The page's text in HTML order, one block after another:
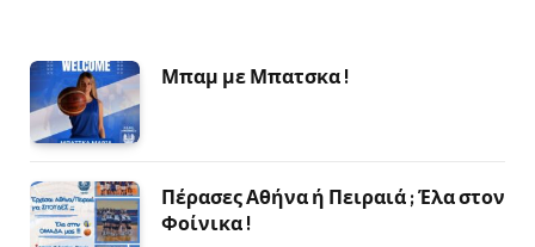
Μπαμ με Μπατσκα !
Πέρασες Αθήνα ή Πειραιά ; Έλα στον
Φοίνικα !